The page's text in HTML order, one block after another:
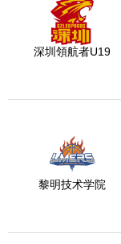
深圳領航者U19
黎明技术学院